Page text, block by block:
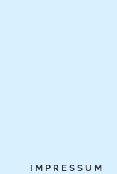
IMPRESSUM